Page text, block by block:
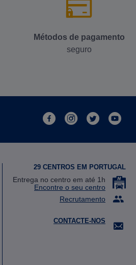
Métodos de pagamento
seguro
29 CENTROS EM PORTUGAL
Entrega no centro em até 1h
Encontre o seu centro
Recrutamento
CONTACTE-NOS